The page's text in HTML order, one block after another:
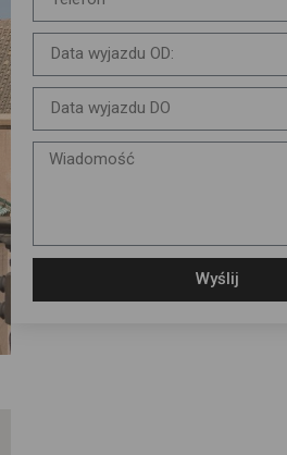
Wyślij